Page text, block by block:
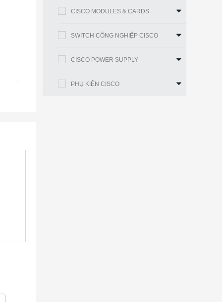
đổi
hiệu
đặt
ưu
/
vài
CISCO MODULES & CARDS
SWITCH CÔNG NGHIỆP CISCO
CISCO POWER SUPPLY
PHỤ KIỆN CISCO